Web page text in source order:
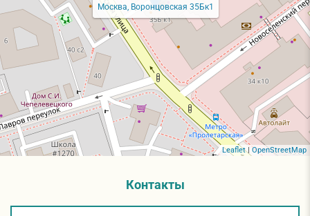
Москва, Воронцовская 35Бк1
Leaflet| OpenStreetMap
Контакты